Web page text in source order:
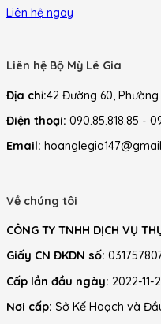
Liên hệ ngay
Liên hệ Bộ Mỳ Lê Gia
Địa chỉ:42 Đường 60, Phường
Điện thoại: 090.85.818.85 -
Email:
Về chúng tôi
CÔNG TY TNHH DỊCH VỤ
Giấy CN ĐKDN số:
Cấp lần đầu ngày: 2022-11-
Nơi cấp: Sở Kế Hoạch và